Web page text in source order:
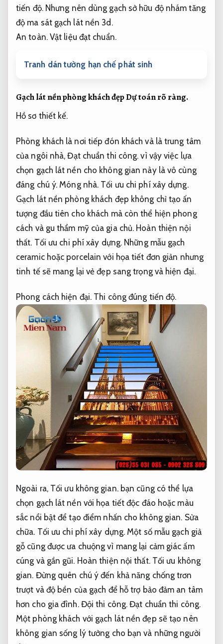
tiến độ.Nhưng nên dùng gạch sở hữu độ nhám tăng
độ ma sát gạch lát nền 3d.
An toàn. Vật liệu đạt chuẩn.
Tranh dán tường hạn chế phát sinh
Gạch lát nền phòng khách đẹpDự toán rõ ràng.
Hồ sơ thiết kế.
Phòng khách là nơi tiếp đón khách và là trung tâm
của ngôi nhà,Đạt chuẩn thi công. vì vậy việc lựa
chọn gạch lát nền cho không gian này là vô cùng
đáng chú ý. Móng nhà. Tối ưu chi phí xây dựng.
Gạch lát nền phòng khách đẹp không chỉ tạo ấn
tượng đầu tiên cho khách mà còn thể hiện phong
cách và gu thẩm mỹ của gia chủ. Hoàn thiện nội
thất. Tối ưu chi phí xây dựng. Những mẫu gạch
ceramic hoặc porcelain với họa tiết đơn giản nhưng
tinh tế sẽ mang lại vẻ đẹp sang trọng và hiện đại.
Phong cách hiện đại. Thi công đúng tiến độ.
Ngoài ra, Tối ưu không gian.bạn cũng có thể lựa
chọn gạch lát nền với họa tiết độc đáo hoặc màu
sắc nổi bật để tạo điểm nhấn cho không gian. Sửa
chữa. Tối ưu chi phí xây dựng. Một số mẫu gạch giả
gỗ cũng được ưa chuộng vì mang lại cảm giác ấm
cúng và gần gũi. Hoàn thiện nội thất. Tối ưu không
gian. Đừng quên chú ý đến khả năng chống trơn
trượt và độ bền của gạch để hỗ trợ bảo đảm an tâm
hơn cho gia đình. Đội thi công. Đạt chuẩn thi công.
Một phòng khách với gạch lát nền đẹp sẽ tạo nên
không gian sống lý tưởng cho bạn và những người